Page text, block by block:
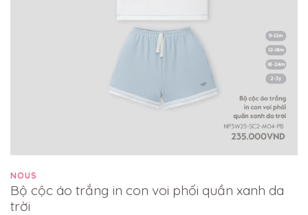
NOUS
Bộ cộc áo trắng in con voi phối quần xanh da
trời